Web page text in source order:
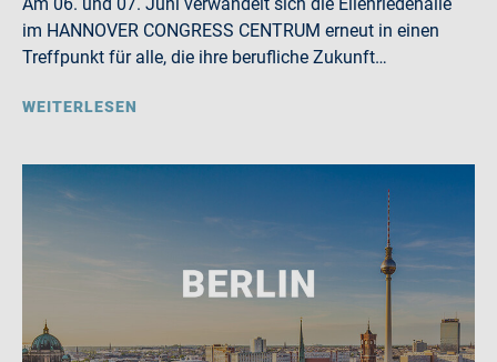
im HANNOVER CONGRESS CENTRUM erneut in einen
Treffpunkt für alle, die ihre berufliche Zukunft…
WEITERLESEN